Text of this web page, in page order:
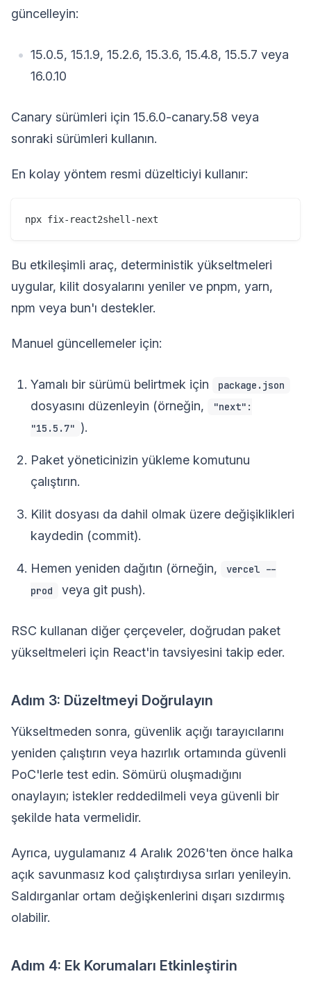
güncelleyin:
15.0.5, 15.1.9, 15.2.6, 15.3.6, 15.4.8, 15.5.7 veya
16.0.10
Canary sürümleri için 15.6.0-canary.58 veya
sonraki sürümleri kullanın.
En kolay yöntem resmi düzelticiyi kullanır:
Bu etkileşimli araç, deterministik yükseltmeleri
uygular, kilit dosyalarını yeniler ve pnpm, yarn,
npm veya bun'ı destekler.
Manuel güncellemeler için:
Yamalı bir sürümü belirtmek için package.json
dosyasını düzenleyin (örneğin,
"next":
"15.5.7" ).
Paket yöneticinizin yükleme komutunu
çalıştırın.
Kilit dosyası da dahil olmak üzere değişiklikleri
kaydedin (commit).
Hemen yeniden dağıtın (örneğin,
vercel --
prod
veya git push).
RSC kullanan diğer çerçeveler, doğrudan paket
yükseltmeleri için React'in tavsiyesini takip eder.
Adım 3: Düzeltmeyi Doğrulayın
Yükseltmeden sonra, güvenlik açığı tarayıcılarını
yeniden çalıştırın veya hazırlık ortamında güvenli
PoC'lerle test edin. Sömürü oluşmadığını
onaylayın; istekler reddedilmeli veya güvenli bir
şekilde hata vermelidir.
Ayrıca, uygulamanız 4 Aralık 2026'ten önce halka
açık savunmasız kod çalıştırdıysa sırları yenileyin.
Saldırganlar ortam değişkenlerini dışarı sızdırmış
olabilir.
Adım 4: Ek Korumaları Etkinleştirin